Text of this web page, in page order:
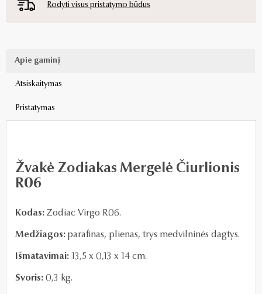
Rodyti visus pristatymo būdus
Apie gaminį
Atsiskaitymas
Pristatymas
Žvakė Zodiakas Mergelė Čiurlionis
R06
Kodas: Zodiac Virgo R06.
Medžiagos: parafinas, plienas, trys medvilninės dagtys.
Išmatavimai: 13,5 x 0,13 x 14 cm.
Svoris: 0,3 kg.